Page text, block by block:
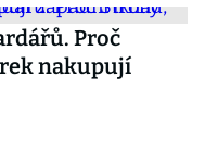
Proč
nakupují